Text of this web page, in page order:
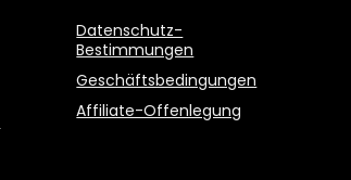
Datenschutz-
Bestimmungen
Geschäftsbedingungen
Affiliate-Offenlegung